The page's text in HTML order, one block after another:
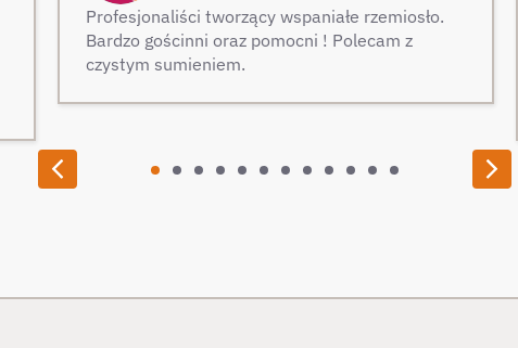
Profesjonaliści tworzący wspaniałe rzemiosło.
Bardzo gościnni oraz pomocni ! Polecam z
czystym sumieniem.
10 11 12